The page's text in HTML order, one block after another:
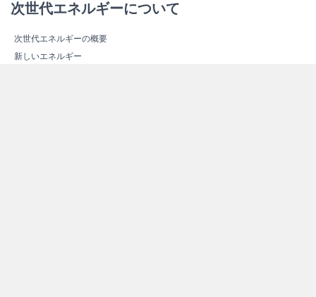
次世代エネルギーについて
次世代エネルギーの概要
新しいエネルギー